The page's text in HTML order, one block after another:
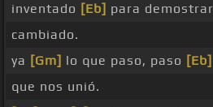
inventado [Eb] para
cambiado.
ya [Gm] lo que paso, paso [Eb]
que nos unió.